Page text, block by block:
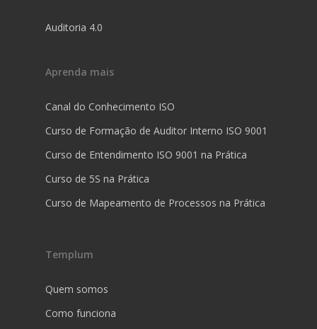
Auditoria 4.0
Aprenda mais
Canal do Conhecimento ISO
Curso de Formação de Auditor Interno ISO 9001
Curso de Entendimento ISO 9001 na Prática
Curso de 5S na Prática
Curso de Mapeamento de Processos na Prática
Templum
Quem somos
Como funciona